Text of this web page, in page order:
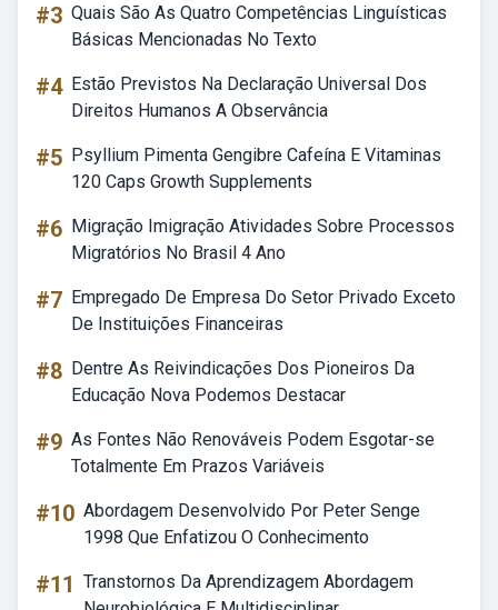
#3 Quais São As Quatro Competências Linguísticas
Básicas Mencionadas No Texto
#4 Estão Previstos Na Declaração Universal Dos
Direitos Humanos A Observância
#5 Psyllium Pimenta Gengibre Cafeína E Vitaminas
120 Caps Growth Supplements
#6 Migração Imigração Atividades Sobre Processos
Migratórios No Brasil 4 Ano
#7 Empregado De Empresa Do Setor Privado Exceto
De Instituições Financeiras
#8 Dentre As Reivindicações Dos Pioneiros Da
Educação Nova Podemos Destacar
#9 As Fontes Não Renováveis Podem Esgotar-se
Totalmente Em Prazos Variáveis
#10 Abordagem Desenvolvido Por Peter Senge
1998 Que Enfatizou O Conhecimento
#11 Transtornos Da Aprendizagem Abordagem